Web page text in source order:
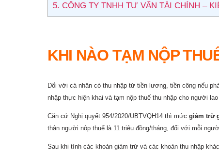
5. CÔNG TY TNHH TƯ VẤN TÀI CHÍNH –
KHI NÀO TẠM NỘP
Đối với cá nhân có thu nhập từ tiền lương, tiền công nếu
nhập thực hiện khai và tạm nộp thuế thu nhập cho người
Căn cứ Nghị quyết 954/2020/UBTVQH14 thì mức giảm trừ
thân người nộp thuế là 11 triệu đồng/tháng, đối với mỗi
Sau khi tính các khoản giảm trừ và các khoản thu nhập